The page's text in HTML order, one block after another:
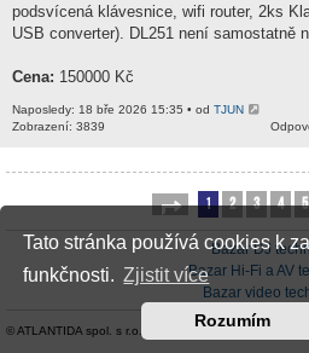
Tato stránka používá cookies k
funkčnosti. Zjistit více
Rozumím
podsvícená klávesnice, wifi router, 2ks
USB converter). DL251 není samostatně
Cena: 150000 Kč
Naposledy: 18 bře 2026 15:35 • od TJUN
Zobrazení: 3839
Stránka1z54
1 2 3 4 5
Bazar DJ
Bazar Hi-Fi a AV
Bazar video
© ATLANTIDA spol. s r.o. | Kontaktní údaje|